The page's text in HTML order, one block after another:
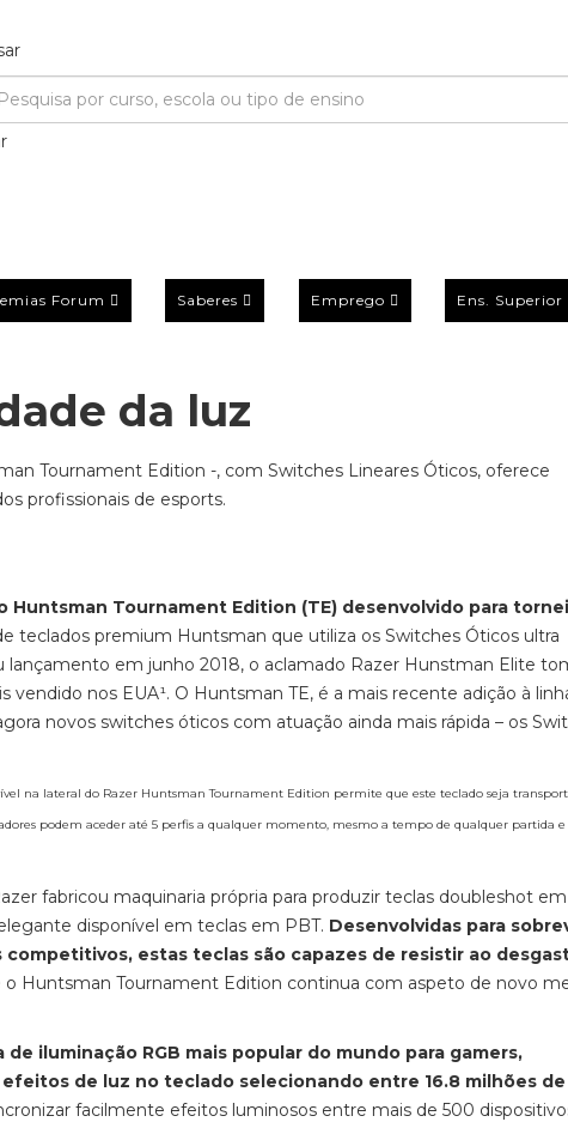
Forum Saberes Emprego Ens. Superior
da luz
Tournament Edition -, com Switches Lineares Óticos, oferece
profissionais de esports.
Huntsman Tournament Edition (TE) desenvolvido para
teclados premium Huntsman que utiliza os Switches Óticos ultra
lançamento em junho 2018, o aclamado Razer Hunstman Elite
nos EUA¹. O Huntsman TE, é a mais recente adição à
novos switches óticos com atuação ainda mais rápida – os
na lateral do Razer Huntsman Tournament Edition permite que este teclado seja
podem aceder até 5 perfis a qualquer momento, mesmo a tempo de qualquer partida
fabricou maquinaria própria para produzir teclas doubleshot
disponível em teclas em PBT. Desenvolvidas para
estas teclas são capazes de resistir ao
o Huntsman Tournament Edition continua com aspeto de novo
de iluminação RGB mais popular do mundo para gamers,
de luz no teclado selecionando entre 16.8 milhões de
facilmente efeitos luminosos entre mais de 500